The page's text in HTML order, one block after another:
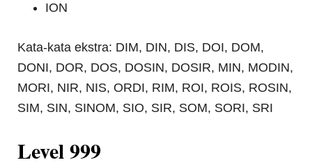
ION
Kata-kata ekstra: DIM, DIN, DIS, DOI, DOM,
DONI, DOR, DOS, DOSIN, DOSIR, MIN, MODIN,
MORI, NIR, NIS, ORDI, RIM, ROI, ROIS, ROSIN,
SIM, SIN, SINOM, SIO, SIR, SOM, SORI, SRI
Level 999